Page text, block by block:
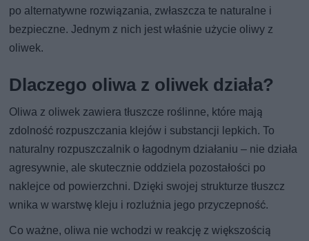
po alternatywne rozwiązania, zwłaszcza te naturalne i
bezpieczne. Jednym z nich jest właśnie użycie oliwy z
oliwek.
Dlaczego oliwa z oliwek działa?
Oliwa z oliwek zawiera tłuszcze roślinne, które mają
zdolność rozpuszczania klejów i substancji lepkich. To
naturalny rozpuszczalnik o łagodnym działaniu – nie działa
agresywnie, ale skutecznie oddziela pozostałości po
naklejce od powierzchni. Dzięki swojej strukturze tłuszcz
wnika w warstwę kleju i rozluźnia jego przyczepność.
Co ważne, oliwa nie wchodzi w reakcję z większością